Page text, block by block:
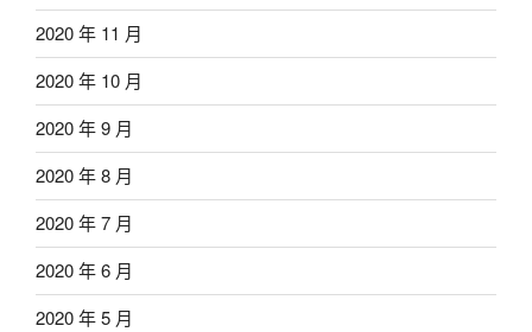
2020 年 11 月
2020 年 10 月
2020 年 9 月
2020 年 8 月
2020 年 7 月
2020 年 6 月
2020 年 5 月